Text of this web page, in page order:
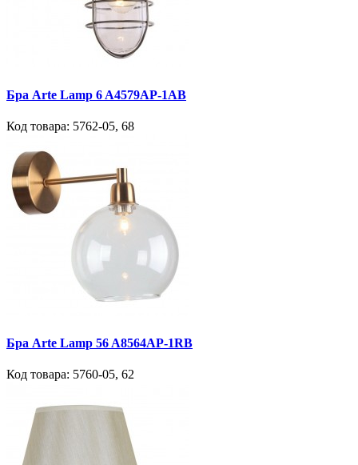
Бра Arte Lamp 6 A4579AP-1AB
Код товара: 5762-05, 68
Бра Arte Lamp 56 A8564AP-1RB
Код товара: 5760-05, 62